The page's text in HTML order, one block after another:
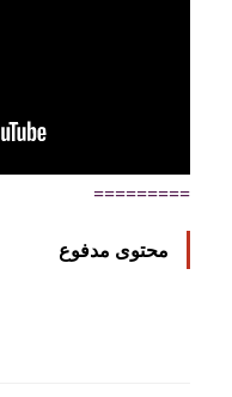
=========
محتوى مدفوع